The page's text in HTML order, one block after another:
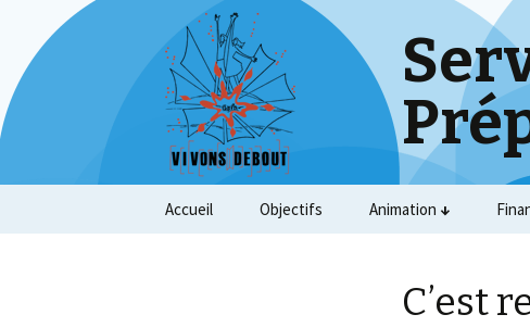
Accueil Objectifs Animation
C’est